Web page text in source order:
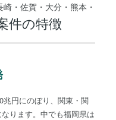
崎・佐賀・大分・熊本・
件の特徴
兆円にのぼり、関東・関
ります。中でも福岡県は